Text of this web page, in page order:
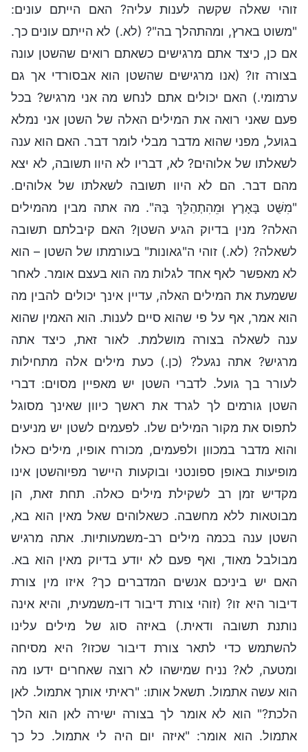
זוהי שאלה שקשה לענות עליה? האם הייתם עונים:
"משוט בארץ, ומהתהלך בה"? (לא.) לא הייתם עונים כך.
אם כן, כיצד אתם מרגישים כשאתם רואים שהשטן עונה
בצורה זו? (אנו מרגישים שהשטן הוא אבסורדי אך גם
ערמומי.) האם יכולים אתם לנחש מה אני מרגיש? בכל
פעם שאני רואה את המילים האלה של השטן אני נמלא
בגועל, מפני שהוא מדבר מבלי לומר דבר. האם הוא ענה
לשאלתו של אלוהים? לא, דבריו לא היוו תשובה, לא יצא
מהם דבר. הם לא היוו תשובה לשאלתו של אלוהים.
"מִשֻּׁט בָּאָרֶץ וּמֵהִתְהַלֵּךְ בָּהּ". מה אתה מבין מהמילים
האלה? מנין בדיוק הגיע השטן? האם קיבלתם תשובה
לשאלה? (לא.) זוהי ה"גאונות" בעורמתו של השטן – הוא
לא מאפשר לאף אחד לגלות מה הוא בעצם אומר. לאחר
ששמעת את המילים האלה, עדיין אינך יכולים להבין מה
הוא אמר, אף על פי שהוא סיים לענות. הוא האמין שהוא
ענה לשאלה בצורה מושלמת. לאור זאת, כיצד אתה
מרגיש? אתה נגעל? (כן.) כעת מילים אלה מתחילות
לעורר בך גועל. לדברי השטן יש מאפיין מסוים: דברי
השטן גורמים לך לגרד את ראשך כיוון שאינך מסוגל
לתפוס את מקור המילים שלו. לפעמים לשטן יש מניעים
והוא מדבר במכוון ולפעמים, מכורח אופיו, מילים כאלו
מופיעות באופן ספונטני ובוקעות היישר מפיוהשטן אינו
מקדיש זמן רב לשקילת מילים כאלה. תחת זאת, הן
מבוטאות ללא מחשבה. כשאלוהים שאל מאין הוא בא,
השטן ענה בכמה מילים רב-משמעותיות. אתה מרגיש
מבולבל מאוד, ואף פעם לא יודע בדיוק מאין הוא בא.
האם יש ביניכם אנשים המדברים כך? איזו מין צורת
דיבור היא זו? (זוהי צורת דיבור דו-משמעית, והיא אינה
נותנת תשובה ודאית.) באיזה סוג של מילים עלינו
להשתמש כדי לתאר צורת דיבור שכזו? היא מסיחה
ומטעה, לא? נניח שמישהו לא רוצה שאחרים ידעו מה
הוא עשה אתמול. תשאל אותו: "ראיתי אותך אתמול. לאן
הלכת?" הוא לא אומר לך בצורה ישירה לאן הוא הלך
אתמול. הוא אומר: "איזה יום היה לי אתמול. כל כך